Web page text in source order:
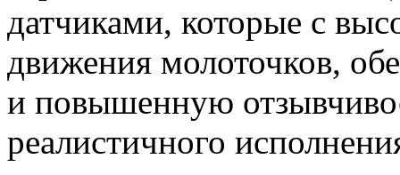
датчиками, которые с
движения молоточков,
и повышенную
реалистичного